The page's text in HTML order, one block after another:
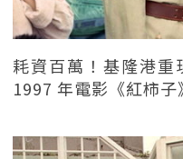
耗資百萬！基隆港重
1997 年電影《紅柿子